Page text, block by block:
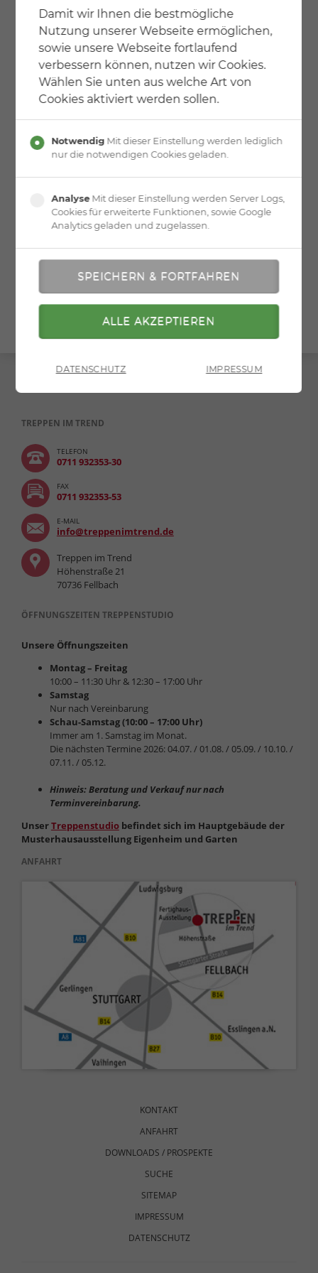
Material
Stufen in Schieferline Longlife
Handlauf gebogen in Edelstahl
Tragteile in atlametallic
TREPPEN IM TREND
TELEFON
0711 932353-30
FAX
0711 932353-53
E-MAIL
info@treppenimtrend.de
Treppen im Trend
Höhenstraße 21
70736 Fellbach
ÖFFNUNGSZEITEN TREPPENSTUDIO
Unsere Öffnungszeiten
Montag – Freitag
10:00 – 11:30 Uhr & 12:30 – 17:00 Uhr
Samstag
Nur nach Vereinbarung
Schau-Samstag (10:00 – 17:00 Uhr)
Immer am 1. Samstag im Monat.
Die nächsten Termine 2026: 04.07. / 01.08. / 05.09. / 10.10. /
07.11. / 05.12.
Hinweis: Beratung und Verkauf nur nach
Terminvereinbarung.
UnserTreppenstudiobefindet sich im Hauptgebäude der
Musterhausausstellung Eigenheim und Garten
ANFAHRT
KONTAKT
ANFAHRT
DOWNLOADS / PROSPEKTE
SUCHE
SITEMAP
IMPRESSUM
DATENSCHUTZ
Damit wir Ihnen die bestmögliche
Nutzung unserer Webseite ermöglichen,
sowie unsere Webseite fortlaufend
verbessern können, nutzen wir Cookies.
Wählen Sie unten aus welche Art von
Cookies aktiviert werden sollen.
Notwendig Mit dieser Einstellung werden lediglich
nur die notwendigen Cookies geladen.
Analyse Mit dieser Einstellung werden Server Logs,
Cookies für erweiterte Funktionen, sowie Google
Analytics geladen und zugelassen.
DATENSCHUTZ IMPRESSUM